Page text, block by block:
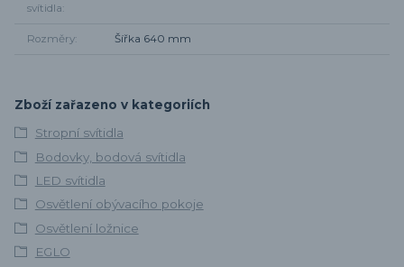
svítidla
Rozměry Šířka 640 mm
Zboží zařazeno v kategoriích
Stropní svítidla
Bodovky, bodová svítidla
LED svítidla
Osvětlení obývacího pokoje
Osvětlení ložnice
EGLO